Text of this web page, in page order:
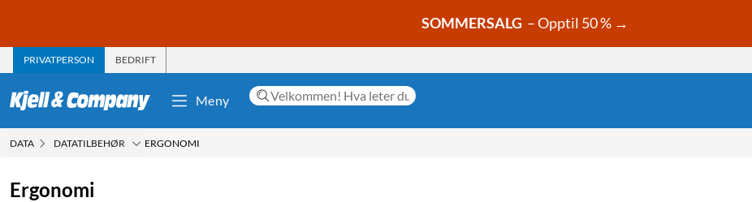
SOMMERSALG – Opptil 50 % →
PRIVATPERSON BEDRIFT
Meny
DATA DATATILBEHØR ERGONOMI
Ergonomi